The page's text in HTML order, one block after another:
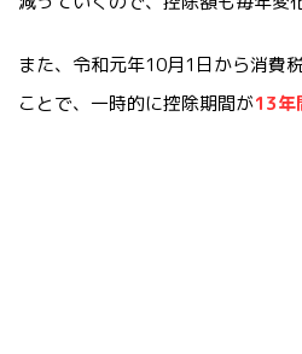
また、令和元年10月1日から消費
ことで、一時的に控除期間が13年